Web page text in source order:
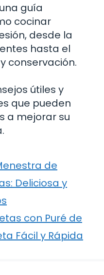
guía
cocinar
desde la
hasta el
conservación.
útiles y
que pueden
a mejorar su
de
Deliciosa y
con Puré de
Fácil y Rápida